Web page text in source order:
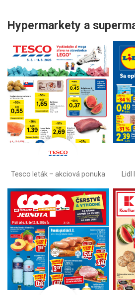
Hypermarkety a
Tesco leták – akciová ponuka Lidl